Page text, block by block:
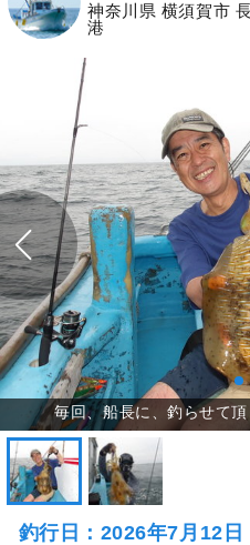
神奈川県 横須賀市
港
釣行日：2026年7月12日